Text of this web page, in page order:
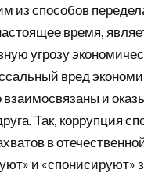
из способов
время,
угрозу
вред
взаимосвязаны и
Так, коррупция
в
и «спонисируют»